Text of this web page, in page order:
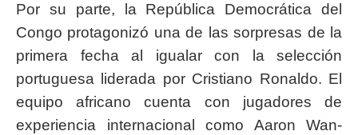
Por su parte, la República Democrática del
Congo protagonizó una de las sorpresas de la
primera fecha al igualar con la selección
portuguesa liderada por Cristiano Ronaldo. El
equipo africano cuenta con jugadores de
experiencia internacional como Aaron Wan-